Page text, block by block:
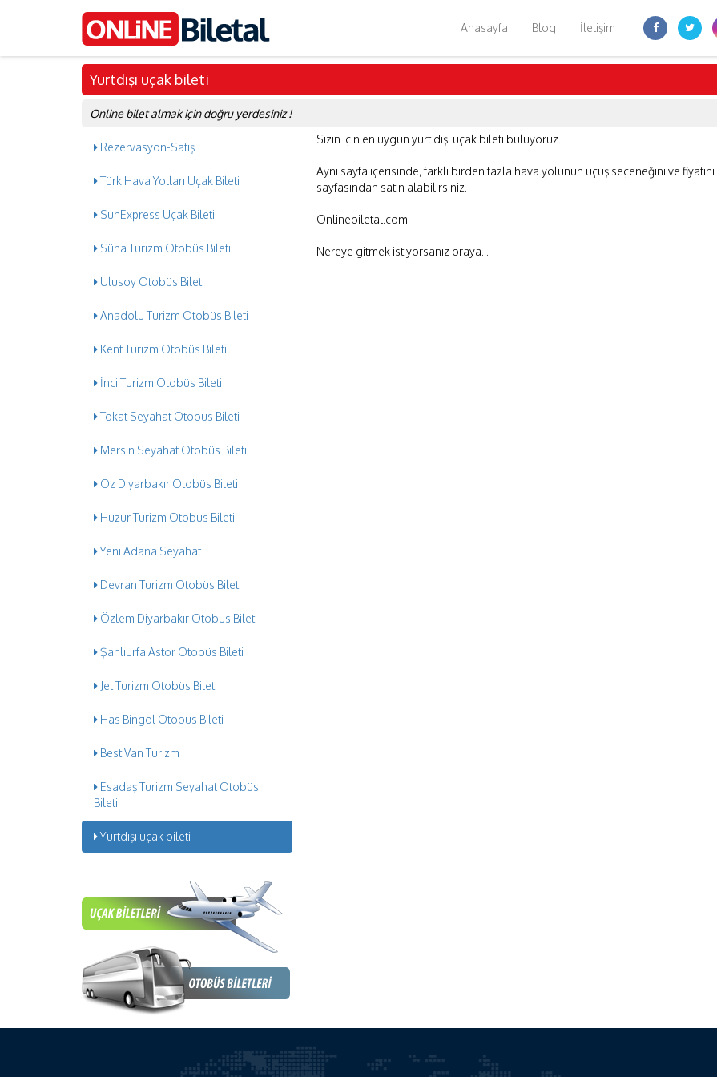
Anasayfa Blog İletişim
Yurtdışı uçak bileti
Online bilet almak için doğru yerdesiniz !
Rezervasyon-Satış
Türk Hava Yolları Uçak Bileti
SunExpress Uçak Bileti
Süha Turizm Otobüs Bileti
Ulusoy Otobüs Bileti
Anadolu Turizm Otobüs Bileti
Kent Turizm Otobüs Bileti
İnci Turizm Otobüs Bileti
Tokat Seyahat Otobüs Bileti
Mersin Seyahat Otobüs Bileti
Öz Diyarbakır Otobüs Bileti
Huzur Turizm Otobüs Bileti
Yeni Adana Seyahat
Devran Turizm Otobüs Bileti
Özlem Diyarbakır Otobüs Bileti
Şanlıurfa Astor Otobüs Bileti
Jet Turizm Otobüs Bileti
Has Bingöl Otobüs Bileti
Best Van Turizm
Esadaş Turizm Seyahat Otobüs
Bileti
Yurtdışı uçak bileti
Sizin için en uygun yurt dışı uçak bileti buluyoruz.
Aynı sayfa içerisinde, farklı birden fazla hava yolunun uçuş seçeneğini ve
sayfasından satın alabilirsiniz.
Onlinebiletal.com
Nereye gitmek istiyorsanız oraya...